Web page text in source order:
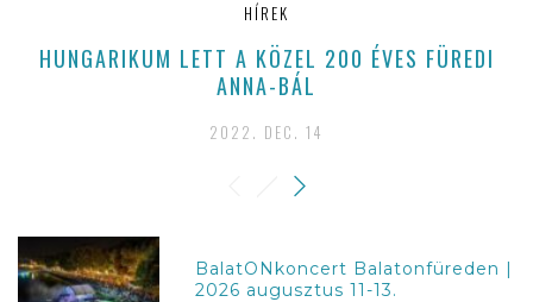
HÍREK
HUNGARIKUM LETT A KÖZEL 200 ÉVES FÜREDI
ANNA-BÁL
2022. DEC. 14
BalatONkoncert Balatonfüreden |
2026 augusztus 11-13.